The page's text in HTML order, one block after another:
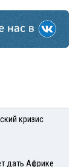
кризис
дать Африке